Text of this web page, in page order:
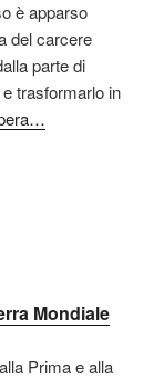
è apparso
del carcere
parte di
trasformarlo in
Mondiale
Prima e alla